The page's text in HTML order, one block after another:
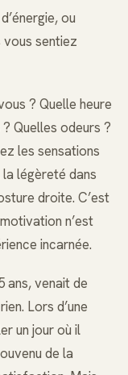
ou
vous sentiez
? Quelle heure
Quelles odeurs ?
les sensations
légèreté dans
droite. C’est
n’est
incarnée.
ans, venait de
Lors d’une
un jour où il
de la